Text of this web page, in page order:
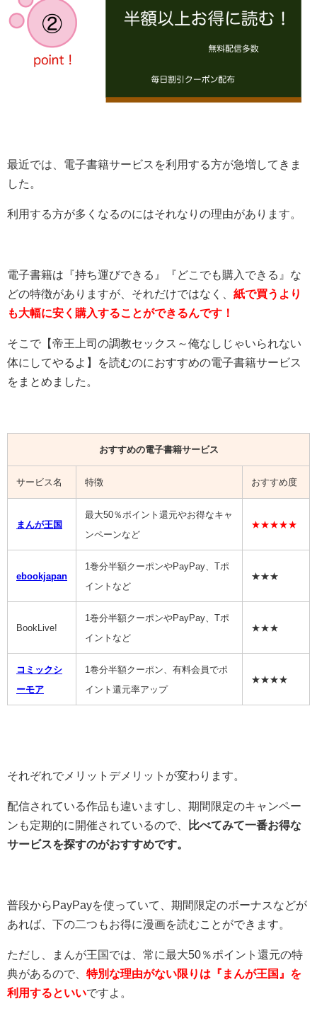
最近では、電子書籍サービスを利用する方が急増してきま
した。
利用する方が多くなるのにはそれなりの理由があります。
電子書籍は『持ち運びできる』『どこでも購入できる』な
どの特徴がありますが、それだけではなく、 紙で買うより
も大幅に安く購入することができるんです！
そこで【帝王上司の調教セックス～俺なしじゃいられない
体にしてやるよ】を読むのにおすすめの電子書籍サービス
をまとめました。
おすすめの電子書籍サービス
サービス名 特徴 おすすめ度
まんが王国
最大50％ポイント還元やお得なキャ
ンペーンなど
★★★★★
ebookjapan
1巻分半額クーポンやPayPay、Tポ
イントなど
★★★
BookLive!
1巻分半額クーポンやPayPay、Tポ
イントなど
★★★
コミックシ
ーモア
1巻分半額クーポン、有料会員でポ
イント還元率アップ
★★★★
それぞれでメリットデメリットが変わります。
配信されている作品も違いますし、期間限定のキャンペー
ンも定期的に開催されているので、
比べてみて一番お得な
サービスを探すのがおすすめです。
普段からPayPayを使っていて、期間限定のボーナスなどが
あれば、下の二つもお得に漫画を読むことができます。
ただし、まんが王国では、常に最大50％ポイント還元の特
典があるので、 特別な理由がない限りは『まんが王国』を
利用するといいですよ。